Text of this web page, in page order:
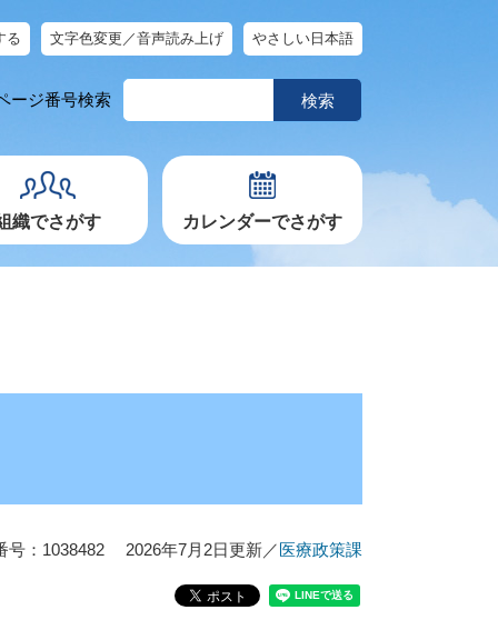
る 文字色変更／音声読み上げ やさしい日本語
ージ番号検索
ペ
ジ
号
織でさがす カレンダーでさがす
号：1038482 2026年7月2日更新／医療政策課